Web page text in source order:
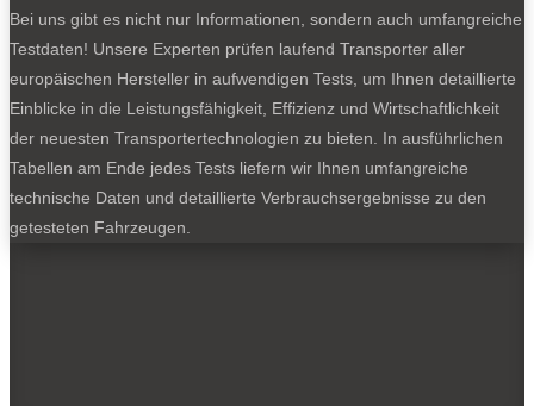
0
Bei uns gibt es nicht nur Informationen, sondern auch umfangreiche
Testdaten! Unsere Experten prüfen laufend Transporter aller
europäischen Hersteller in aufwendigen Tests, um Ihnen detaillierte
Einblicke in die Leistungsfähigkeit, Effizienz und Wirtschaftlichkeit
der neuesten Transportertechnologien zu bieten. In ausführlichen
Tabellen am Ende jedes Tests liefern wir Ihnen umfangreiche
technische Daten und detaillierte Verbrauchsergebnisse zu den
getesteten Fahrzeugen.